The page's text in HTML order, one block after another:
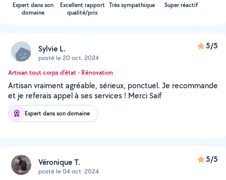
Expert dans son
domaine
Excellent rapport
qualité/prix
Très sympathique Super réactif
Sylvie L.
posté le 20 oct. 2024
5/5
Artisan tout corps d'état - Rénovation
Artisan vraiment agréable, sérieux, ponctuel. Je recommande
et je referais appel à ses services ! Merci Saif
Expert dans son domaine
Véronique T.
posté le 04 oct. 2024
5/5